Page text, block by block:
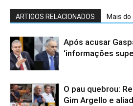
ARTIGOS RELACIONADOS Mais
Após acusar
‘informações
O pau quebrou:
Gim Argello e